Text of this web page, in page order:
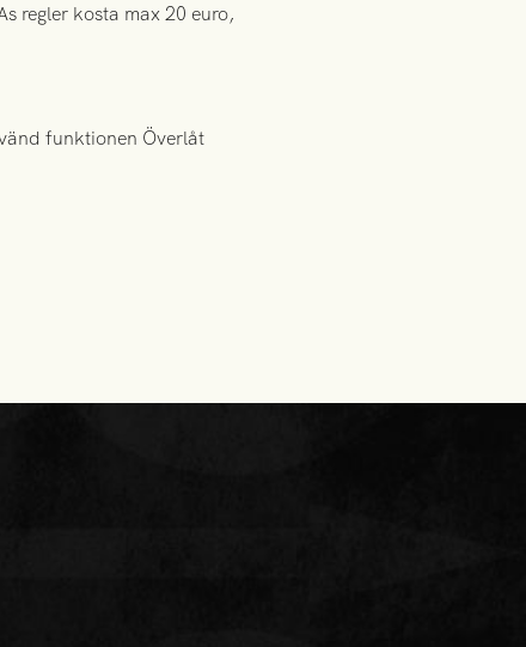
regler kosta max 20 euro,
funktionen Överlåt